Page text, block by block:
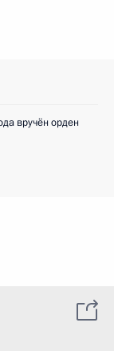
вручён орден